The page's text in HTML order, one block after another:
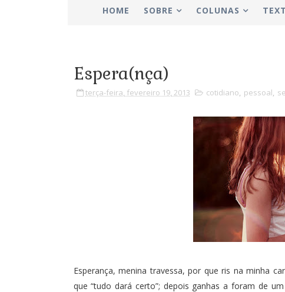
HOME SOBRE COLUNAS
Espera(nça)
terça-feira, fevereiro 19, 2013 cotidiano, pessoal,
Esperança, menina travessa, por que ris na minha
que “tudo dará certo”; depois ganhas a foram de